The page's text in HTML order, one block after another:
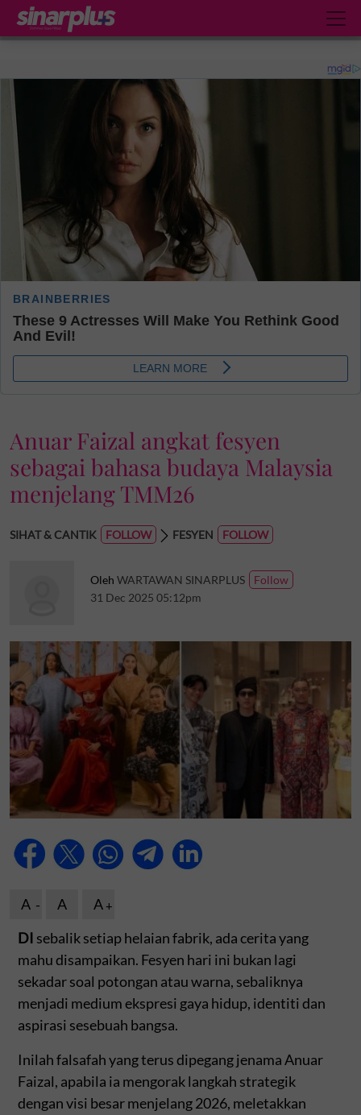
Anuar Faizal angkat fesyen
sebagai bahasa budaya Malaysia
menjelang TMM26
SIHAT & CANTIK FESYEN
Oleh WARTAWAN SINARPLUS
31 Dec 2025 05:12pm
A A
A
DI sebalik setiap helaian fabrik, ada cerita yang
mahu disampaikan. Fesyen hari ini bukan lagi
sekadar soal potongan atau warna, sebaliknya
menjadi medium ekspresi gaya hidup, identiti dan
aspirasi sesebuah bangsa.
Inilah falsafah yang terus dipegang jenama Anuar
Faizal, apabila ia mengorak langkah strategik
dengan visi besar menjelang 2026, meletakkan